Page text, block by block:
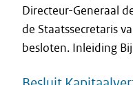
Directeur-Generaal
de Staatssecretaris
besloten. Inleiding